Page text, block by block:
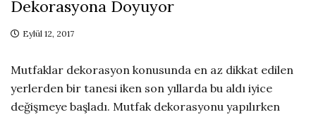
Dekorasyona Doyuyor
Eylül 12, 2017
Mutfaklar dekorasyon konusunda en az dikkat edilen
yerlerden bir tanesi iken son yıllarda bu aldı iyice
değişmeye başladı. Mutfak dekorasyonu yapılırken